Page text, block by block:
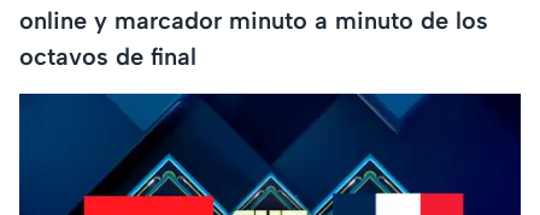
online y marcador minuto a minuto de los
octavos de final